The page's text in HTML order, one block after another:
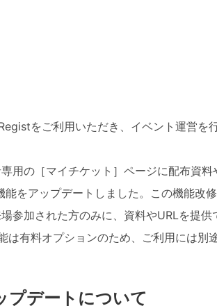
をご利用いただき、 イベント運営を
用の［マイチケット］ページに配布資
能をアップデートしました。この機能改
参加された方のみに、資料やURLを提供
は有料オプションのため、ご利用には別
プデートについて